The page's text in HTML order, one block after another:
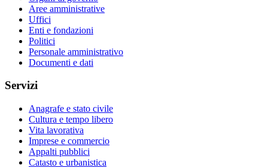
Aree amministrative
Uffici
Enti e fondazioni
Politici
Personale amministrativo
Documenti e dati
Servizi
Anagrafe e stato civile
Cultura e tempo libero
Vita lavorativa
Imprese e commercio
Appalti pubblici
Catasto e urbanistica